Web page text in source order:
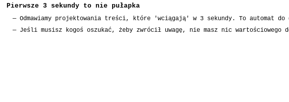
Pierwsze 3 sekundy to nie pułapka
— Odmawiamy projektowania treści, które 'wciągają' w 3 sekundy. To automat
— Jeśli musisz kogoś oszukać, żeby zwrócił uwagę, nie masz nic wartościowego